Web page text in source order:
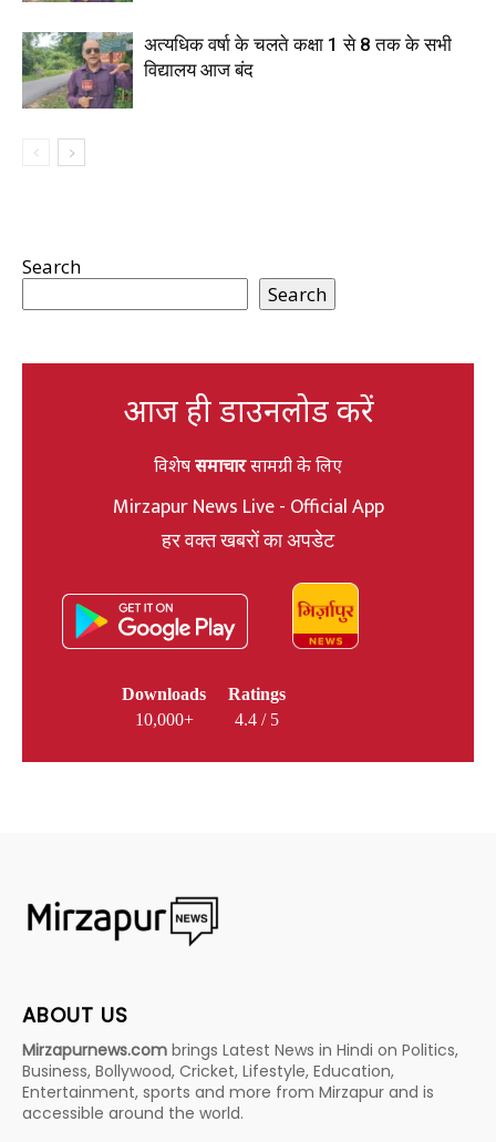
अत्यधिक वर्षा के चलते कक्षा 1 से 8 तक के सभी
विद्यालय आज बंद
Search
Search
आज ही डाउनलोड करें
विशेषसमाचारसामग्री के लिए
Mirzapur News Live - Official App
हर वक्त खबरों का अपडेट
Downloads
10,000+
Ratings
4.4 / 5
ABOUT US
Mirzapurnews.com brings Latest News in Hindi on Politics,
Business, Bollywood, Cricket, Lifestyle, Education,
Entertainment, sports and more from Mirzapur and is
accessible around the world.